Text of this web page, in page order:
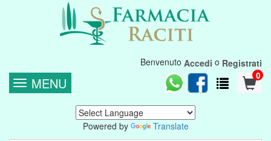
Benvenuto Accedi o Registrati
0
MENU
Powered by Translate